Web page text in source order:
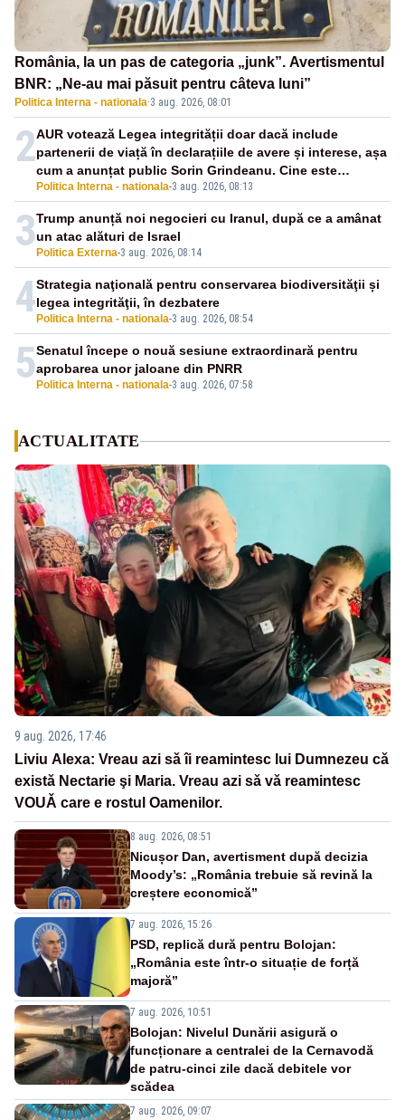
România, la un pas de categoria „junk”. Avertismentul
BNR: „Ne-au mai păsuit pentru câteva luni”
Politica Interna - nationala·3 aug. 2026, 08:01
2
Politica Interna - nationala-3 aug. 2026, 08:13
AUR votează Legea integrității doar dacă include
partenerii de viață în declarațiile de avere și interese, așa
cum a anunțat public Sorin Grindeanu. Cine este
incompatibil sau în conflict de interese trebuie să plece
din funcție: fără excepții!
3 Politica Externa-3 aug. 2026, 08:14
Trump anunță noi negocieri cu Iranul, după ce a amânat
un atac alături de Israel
4 Politica Interna - nationala-3 aug. 2026, 08:54
Strategia naţională pentru conservarea biodiversităţii și
legea integrităţii, în dezbatere
5 Politica Interna - nationala-3 aug. 2026, 07:58
Senatul începe o nouă sesiune extraordinară pentru
aprobarea unor jaloane din PNRR
ACTUALITATE
9 aug. 2026, 17:46
Liviu Alexa: Vreau azi sǎ îi reamintesc lui Dumnezeu cǎ
existǎ Nectarie şi Maria. Vreau azi sǎ vǎ reamintesc
VOUǍ care e rostul Oamenilor.
8 aug. 2026, 08:51
Nicușor Dan, avertisment după decizia
Moody’s: „România trebuie să revină la
creștere economică”
7 aug. 2026, 15:26
PSD, replică dură pentru Bolojan:
„România este într-o situație de forță
majoră”
7 aug. 2026, 10:51
Bolojan: Nivelul Dunării asigură o
funcționare a centralei de la Cernavodă
de patru-cinci zile dacă debitele vor
scădea
7 aug. 2026, 09:07